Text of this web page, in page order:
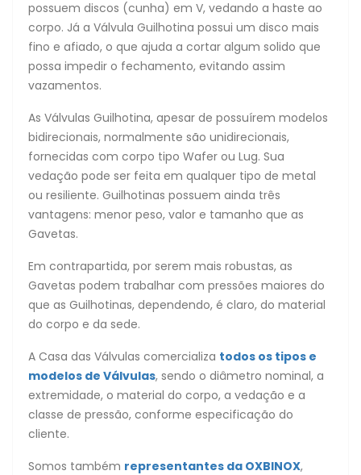
possuem discos (cunha) em V, vedando a haste ao
corpo. Já a Válvula Guilhotina possui um disco mais
fino e afiado, o que ajuda a cortar algum solido que
possa impedir o fechamento, evitando assim
vazamentos.
As Válvulas Guilhotina, apesar de possuírem modelos
bidirecionais, normalmente são unidirecionais,
fornecidas com corpo tipo Wafer ou Lug. Sua
vedação pode ser feita em qualquer tipo de metal
ou resiliente. Guilhotinas possuem ainda três
vantagens: menor peso, valor e tamanho que as
Gavetas.
Em contrapartida, por serem mais robustas, as
Gavetas podem trabalhar com pressões maiores do
que as Guilhotinas, dependendo, é claro, do material
do corpo e da sede.
A Casa das Válvulas comercializa todos os tipos e
modelos de Válvulas, sendo o diâmetro nominal, a
extremidade, o material do corpo, a vedação e a
classe de pressão, conforme especificação do
cliente.
Somos também representantes da OXBINOX,